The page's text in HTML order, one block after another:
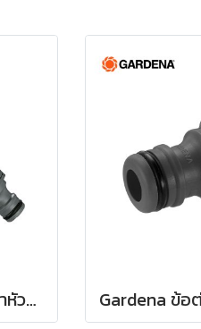
Gardena ข้อต่อก๊อกน้ำหัวแยกสองทาง 26.5 มม. (3/4") (00938-20)